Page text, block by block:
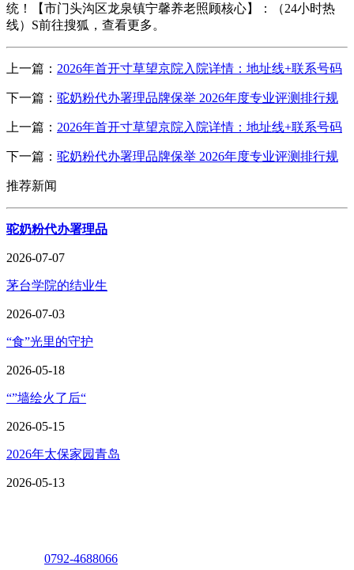
统！【市门头沟区龙泉镇宁馨养老照顾核心】：（24小时热
线）S前往搜狐，查看更多。
上一篇： 2026年首开寸草望京院入院详情：地址线+联系号码
下一篇： 驼奶粉代办署理品牌保举 2026年度专业评测排行规
上一篇： 2026年首开寸草望京院入院详情：地址线+联系号码
下一篇： 驼奶粉代办署理品牌保举 2026年度专业评测排行规
推荐新闻
驼奶粉代办署理品
2026-07-07
茅台学院的结业生
2026-07-03
“食”光里的守护
2026-05-18
“”墙绘火了后“
2026-05-15
2026年太保家园青岛
2026-05-13
0792-4688066